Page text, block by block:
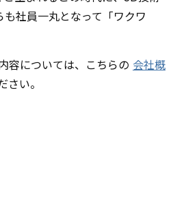
社員一丸となって「ワクワ
容については、こちらの 会社概
さい。